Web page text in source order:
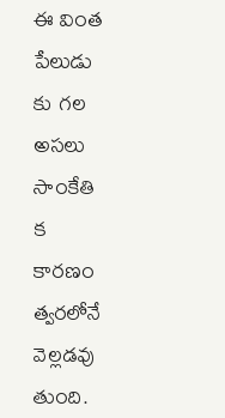
ఈ వింత
పేలుడు
కు గల
అసలు
సాంకేతి
క
కారణం
త్వరలోనే
వెల్లడవు
తుంది.